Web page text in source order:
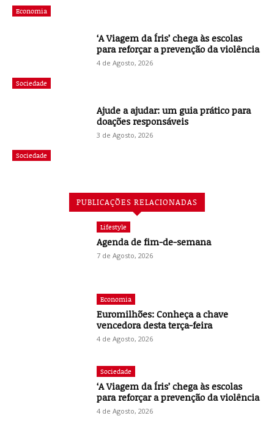
Economia
Sociedade
‘A Viagem da Íris’ chega às escolas
para reforçar a prevenção da violência
4 de Agosto, 2026
Sociedade
Ajude a ajudar: um guia prático para
doações responsáveis
3 de Agosto, 2026
PUBLICAÇÕES RELACIONADAS
Lifestyle
Agenda de fim-de-semana
7 de Agosto, 2026
Economia
Euromilhões: Conheça a chave
vencedora desta terça-feira
4 de Agosto, 2026
Sociedade
‘A Viagem da Íris’ chega às escolas
para reforçar a prevenção da violência
4 de Agosto, 2026